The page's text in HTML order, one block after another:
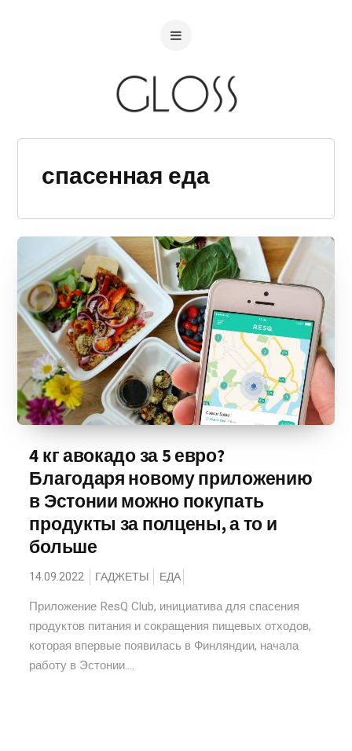
спасенная еда
4 кг авокадо за 5 евро?
Благодаря новому приложению
в Эстонии можно покупать
продукты за полцены, а то и
больше
14.09.2022 ГАДЖЕТЫ ЕДА
Приложение ResQ Club, инициатива для спасения
продуктов питания и сокращения пищевых отходов,
которая впервые появилась в Финляндии, начала
работу в Эстонии....